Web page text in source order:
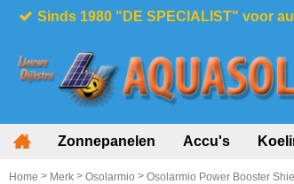
Sinds 1980 "DE SPECIALIST" voor
Zonnepanelen Accu's
Home > Merk > Osolarmio > Osolarmio Power Booster